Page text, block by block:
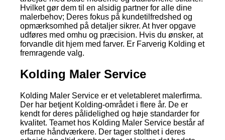
Hvilket gør dem til en alsidig partner for alle dine
malerbehov; Deres fokus på kundetilfredshed og
opmærksomhed på detaljer sikrer. At hver opgave
udføres med omhu og præcision. Hvis du ønsker, at
forvandle dit hjem med farver. Er Farverig Kolding et
fremragende valg.
Kolding Maler Service
Kolding Maler Service er et veletableret malerfirma.
Der har betjent Kolding-området i flere år. De er
kendt for deres pålidelighed og høje standarder for
kvalitet. Teamet hos Kolding Maler Service består af
erfarne håndværkere. Der tager stolthet i deres